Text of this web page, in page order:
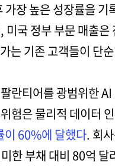
장 높은 성장률을
국 정부 부문 매출
는 기존 고객들이 단
란티어를 광범위한
험은 물리적 데이터
이 60%에 달했다. 회
한 부채 대비 80억 달